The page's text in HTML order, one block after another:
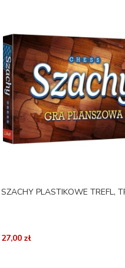
SZACHY PLASTIKOWE TREFL,
27,00 zł